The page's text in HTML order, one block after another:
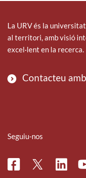
La URV és la
al territori, amb visió
excel·lent en la recerca.
Contacteu
Seguiu-nos
FacebookTwitter